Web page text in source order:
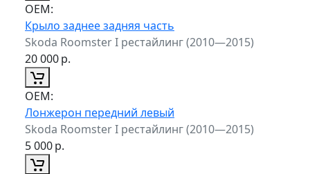
ОЕМ:
Крыло заднее задняя часть
Skoda Roomster I рестайлинг (2010—2015)
20 000р.
ОЕМ:
Лонжерон передний левый
Skoda Roomster I рестайлинг (2010—2015)
5 000р.